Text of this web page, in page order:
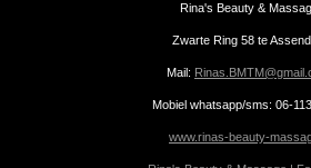
Rina's Beauty &
Zwarte Ring 58 te
Mail:
Mobiel whatsapp/sms: 06-
www.rinas-beauty-